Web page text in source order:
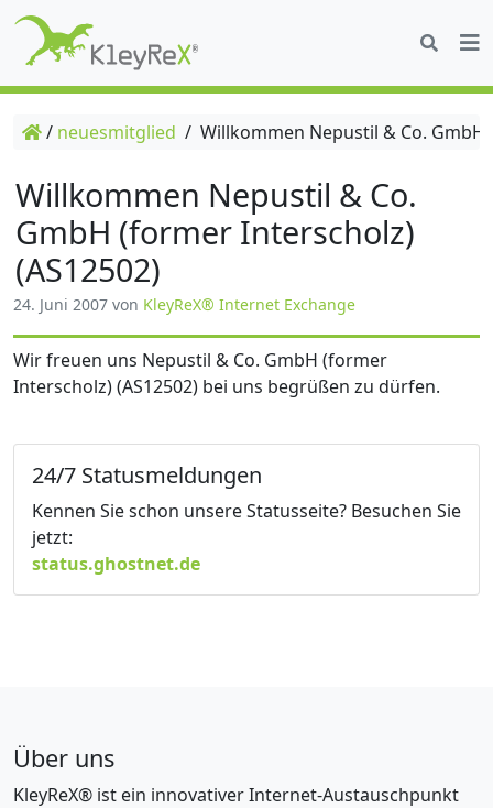
/ neuesmitglied / Willkommen Nepustil & Co.
Willkommen Nepustil & Co.
GmbH (former Interscholz)
(AS12502)
24. Juni 2007 von KleyReX® Internet Exchange
Wir freuen uns Nepustil & Co. GmbH (former
Interscholz) (AS12502) bei uns begrüßen zu dürfen.
24/7 Statusmeldungen
Kennen Sie schon unsere Statusseite? Besuchen Sie
jetzt:
status.ghostnet.de
Über uns
KleyReX® ist ein innovativer Internet-Austauschpunkt